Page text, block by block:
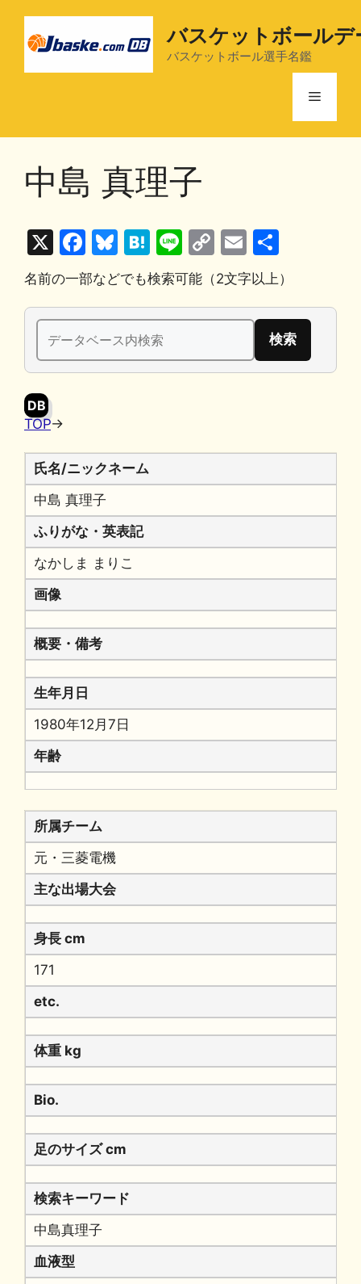
バスケットボールデ
バスケットボール選手名鑑
メ
中島 真理子
X
F
a
c
e
b
o
Bl
u
e
s
k
y
H
at
e
n
a
Li
n
e
C
o
p
y
n
E
m
ai
l
有
名前の一部などでも検索可能（2文字以上）
検
索:
DB
TOP→
氏名/ニックネーム
中島 真理子
ふりがな・英表記
なかしま まりこ
画像
概要・備考
生年月日
1980年12月7日
年齢
所属チーム
元・三菱電機
主な出場大会
身長 cm
171
etc.
体重 kg
Bio.
足のサイズ cm
検索キーワード
中島真理子
血液型